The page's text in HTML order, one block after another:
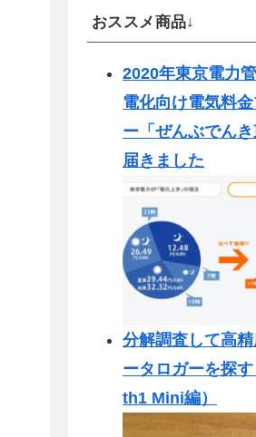
おススメ商品↓
2020年東京電力
電化向け電気料
ー「ぜんぶでん
届きました
分解調査して高
ータロガーを探
th1 Mini編）